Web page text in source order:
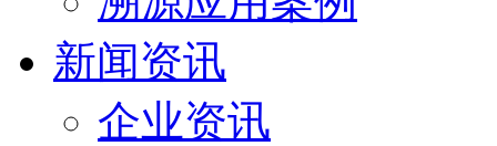
新闻资讯
企业资讯